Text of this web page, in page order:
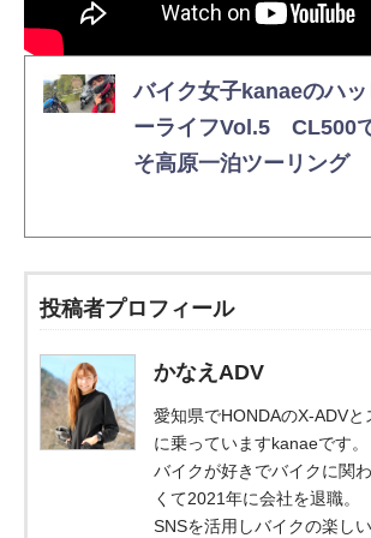
バイク女子kanaeのハ
ーライフVol.5 CL500
そ高原一泊ツーリング
投稿者プロフィール
かなえADV
愛知県でHONDAのX-ADV
に乗っていますkanaeです。
バイクが好きでバイクに関
くて2021年に会社を退職。
SNSを活用しバイクの楽し